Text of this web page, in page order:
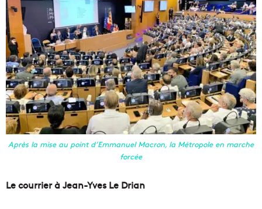
Après la mise au point d’Emmanuel Macron, la Métropole en marche
forcée
Le courrier à Jean-Yves Le Drian